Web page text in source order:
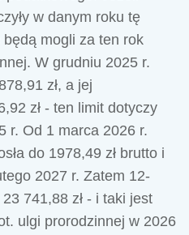
w danym roku tę
mogli za ten rok
W grudniu 2025 r.
zł, a jej
zł - ten limit dotyczy
r. Od 1 marca 2026 r.
do 1978,49 zł brutto i
2027 r. Zatem 12-
741,88 zł - i taki jest
ulgi prorodzinnej w 2026